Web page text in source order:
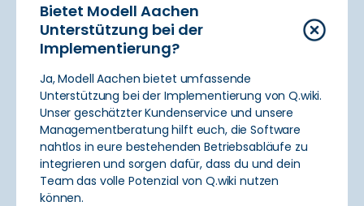
Bietet Modell Aachen
Unterstützung bei der
Implementierung?
Ja, Modell Aachen bietet umfassende
Unterstützung bei der Implementierung von Q.wiki.
Unser geschätzter Kundenservice und unsere
Managementberatung hilft euch, die Software
nahtlos in eure bestehenden Betriebsabläufe zu
integrieren und sorgen dafür, dass du und dein
Team das volle Potenzial von Q.wiki nutzen
können.